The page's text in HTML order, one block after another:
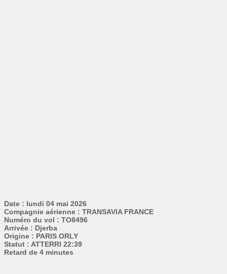
Date : lundi 04 mai 2026
Compagnie aérienne : TRANSAVIA FRANCE
Numéro du vol : TO8496
Arrivée : Djerba
Origine : PARIS ORLY
Statut : ATTERRI 22:39
Retard de 4 minutes